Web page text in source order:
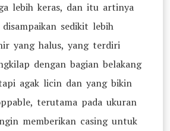
lebih keras, dan itu artinya
sedikit lebih
yang halus, yang terdiri
dengan bagian belakang
agak licin dan yang bikin
terutama pada ukuran
memberikan casing untuk